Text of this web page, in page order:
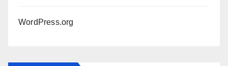
WordPress.org